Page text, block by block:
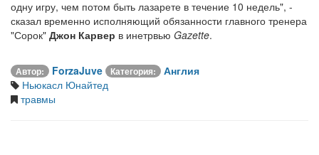
одну игру, чем потом быть лазарете в течение 10 недель", -
сказал временно исполняющий обязанности главного тренера
"Сорок" Джон Карвер в инетрвью Gazette.
Автор: ForzaJuve Категория:
Англия
Ньюкасл Юнайтед
травмы